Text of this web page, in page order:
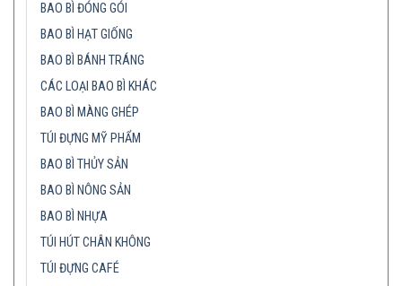
BAO BÌ ĐÓNG GÓI
BAO BÌ HẠT GIỐNG
BAO BÌ BÁNH TRÁNG
CÁC LOẠI BAO BÌ KHÁC
BAO BÌ MÀNG GHÉP
TÚI ĐỰNG MỸ PHẨM
BAO BÌ THỦY SẢN
BAO BÌ NÔNG SẢN
BAO BÌ NHỰA
TÚI HÚT CHÂN KHÔNG
TÚI ĐỰNG CAFÉ